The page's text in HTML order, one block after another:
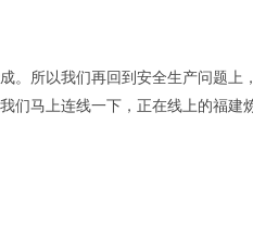
所以我们再回到安全生产问题上
们马上连线一下，正在线上的福